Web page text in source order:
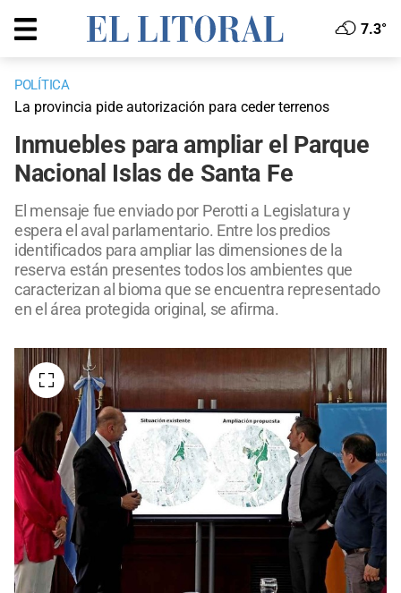
7.3°
POLÍTICA
La provincia pide autorización para ceder terrenos
Inmuebles para ampliar el Parque
Nacional Islas de Santa Fe
El mensaje fue enviado por Perotti a Legislatura y
espera el aval parlamentario. Entre los predios
identificados para ampliar las dimensiones de la
reserva están presentes todos los ambientes que
caracterizan al bioma que se encuentra representado
en el área protegida original, se afirma.